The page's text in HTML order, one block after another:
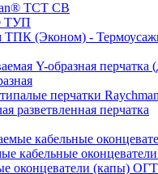
TCT CB
ТУП
ТПК (Эконом) -
Y-образная перчатка
перчатки
разветвленная перчатка
кабельные
кабельные
оконцеватели (капы)